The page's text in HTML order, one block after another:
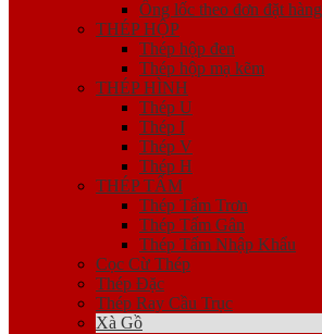
Ống lốc theo đơn đặt hàng
THÉP HỘP
Thép hộp đen
Thép hộp mạ kẽm
THÉP HÌNH
Thép U
Thép I
Thép V
Thép H
THÉP TẤM
Thép Tấm Trơn
Thép Tấm Gân
Thép Tấm Nhập Khẩu
Cọc Cừ Thép
Thép Đặc
Thép Ray Cầu Trục
Xà Gồ